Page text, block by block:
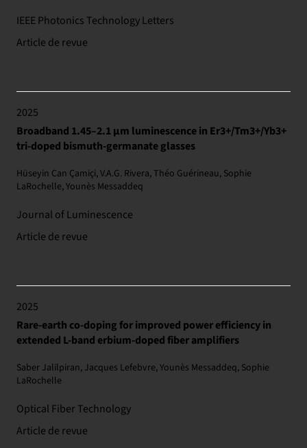
IEEE Photonics Technology Letters
Article de revue
2025
Broadband 1.45–2.1 μm luminescence in Er3+/Tm3+/Yb3+
tri-doped bismuth-germanate glasses
Hüseyin Can Çamiçi, V.A.G. Rivera, Théo Guérineau, Sophie
LaRochelle, Younès Messaddeq
Journal of Luminescence
Article de revue
2025
Rare-earth co-doping for improved power efficiency in
extended L-band erbium-doped fiber amplifiers
Saber Jalilpiran, Jacques Lefebvre, Younès Messaddeq, Sophie
LaRochelle
Optical Fiber Technology
Article de revue